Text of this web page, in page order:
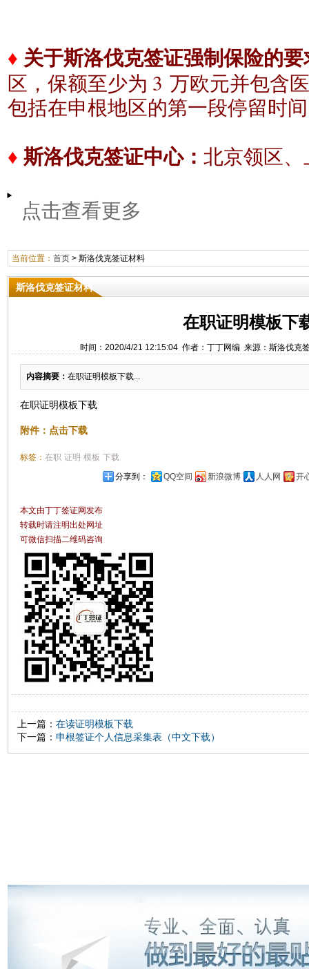
♦ 关于斯洛伐克签证强制保险的要
区，保额至少为 3 万欧元并包含
包括在申根地区的第一段停留时
♦ 斯洛伐克签证中心： 北京领区
点击查看更多
当前位置： 首页> 斯洛伐克签证材料
斯洛伐克签证材料
在职证明模板下
时间：2020/4/21 12:15:04 作者：丁丁网编 来源：斯洛伐克
内容摘要： 在职证明模板下载...
在职证明模板下载
附件：点击下载
标签： 在职 证明 模板 下载
分享到：
QQ空间 新浪微博 人人网 开
本文由丁丁签证网发布
转载时请注明出处网址
可微信扫描二维码咨询
上一篇： 在读证明模板下载
下一篇： 申根签证个人信息采集表（中文下载）